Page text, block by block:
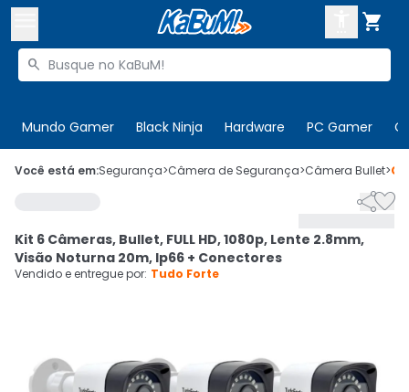

Buscar produtos

Mundo Gamer Black Ninja Hardware PC Gamer
 Olá. Acesse sua conta
Cupons
CADASTRE-SE
Você está em:Segurança>Câmera de Segurança>Câmera Bullet>

Kit 6 Câmeras, Bullet, FULL HD, 1080p, Lente 2.8mm,
Visão Noturna 20m, Ip66 + Conectores
Vendido e entregue por: Tudo Forte